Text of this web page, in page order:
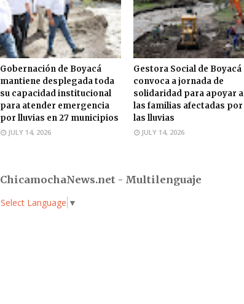
Gobernación de Boyacá
mantiene desplegada toda
su capacidad institucional
para atender emergencia
por lluvias en 27 municipios
JULY 14, 2026
Gestora Social de Boyacá
convoca a jornada de
solidaridad para apoyar a
las familias afectadas por
las lluvias
JULY 14, 2026
ChicamochaNews.net - Multilenguaje
Select Language ▼